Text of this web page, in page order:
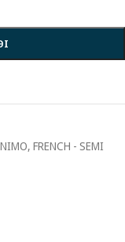
, FRENCH - SEMI